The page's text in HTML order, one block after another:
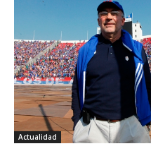
Actualidad